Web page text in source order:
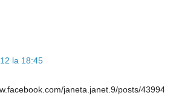
la 18:45
janeta.janet.9/posts/43994